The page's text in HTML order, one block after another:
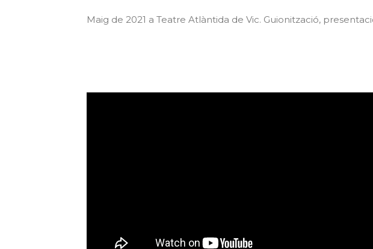
Maig de 2021 a Teatre Atlàntida de Vic. Guionització,